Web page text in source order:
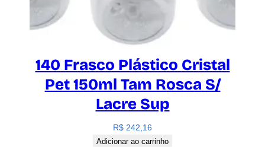
140 Frasco Plástico Cristal
Pet 150ml Tam Rosca S/
Lacre Sup
R$ 242,16
Adicionar ao carrinho